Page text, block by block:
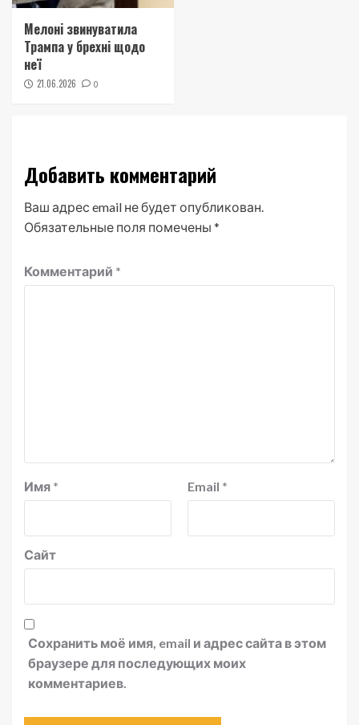
Мелоні звинуватила
Трампа у брехні щодо
неї
21.06.2026 0
Добавить комментарий
Ваш адрес email не будет опубликован.
Обязательные поля помечены *
Комментарий *
Имя * Email *
Сайт
Сохранить моё имя, email и адрес сайта в этом
браузере для последующих моих
комментариев.